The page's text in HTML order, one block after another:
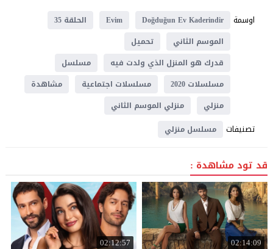
اوسمة
Doğduğun Ev Kaderindir
Evim
الحلقة 35
الموسم الثاني
تحميل
قدرك هو المنزل الذي ولدت فيه
مسلسل
مسلسلات 2020
مسلسلات اجتماعية
مشاهدة
منزلي
منزلي الموسم الثاني
تصنيفات مسلسل منزلي
قد تود مشاهدة :
02:14:09
02:12:57